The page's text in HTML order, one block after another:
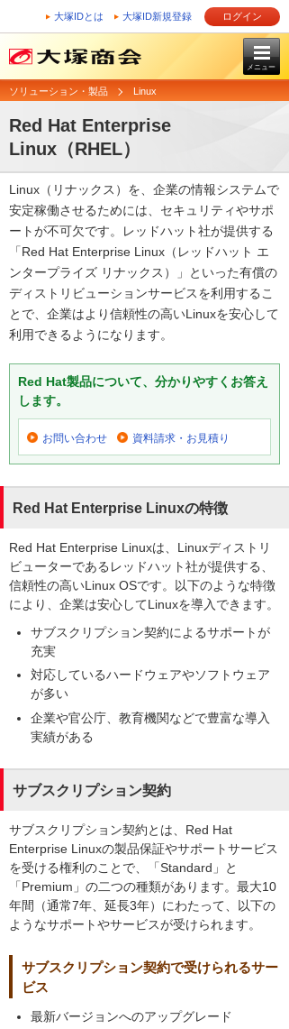
大塚IDとは 大塚ID新規登録 ログイン
メニュー
ソリューション・製品 Linux
Red Hat Enterprise
Linux（RHEL）
Linux（リナックス）を、企業の情報システムで
安定稼働させるためには、セキュリティやサポ
ートが不可欠です。レッドハット社が提供する
「Red Hat Enterprise Linux（レッドハット エ
ンタープライズ リナックス）」といった有償の
ディストリビューションサービスを利用するこ
とで、企業はより信頼性の高いLinuxを安心して
利用できるようになります。
Red Hat製品について、分かりやすくお答え
します。
お問い合わせ 資料請求・お見積り
Red Hat Enterprise Linuxの特徴
Red Hat Enterprise Linuxは、Linuxディストリ
ビューターであるレッドハット社が提供する、
信頼性の高いLinux OSです。以下のような特徴
により、企業は安心してLinuxを導入できます。
サブスクリプション契約によるサポートが
充実
対応しているハードウェアやソフトウェア
が多い
企業や官公庁、教育機関などで豊富な導入
実績がある
サブスクリプション契約
サブスクリプション契約とは、Red Hat
Enterprise Linuxの製品保証やサポートサービス
を受ける権利のことで、「Standard」と
「Premium」の二つの種類があります。最大10
年間（通常7年、延長3年）にわたって、以下の
ようなサポートやサービスが受けられます。
サブスクリプション契約で受けられるサー
ビス
最新バージョンへのアップグレード